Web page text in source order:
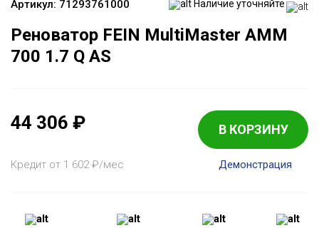
Артикул: 71293761000 Наличие уточняйте
Реноватор FEIN MultiMaster AMM
700 1.7 Q AS
44 306 ₽ В КОРЗИНУ
Кредит от 1 602₽/мес Демонстрация